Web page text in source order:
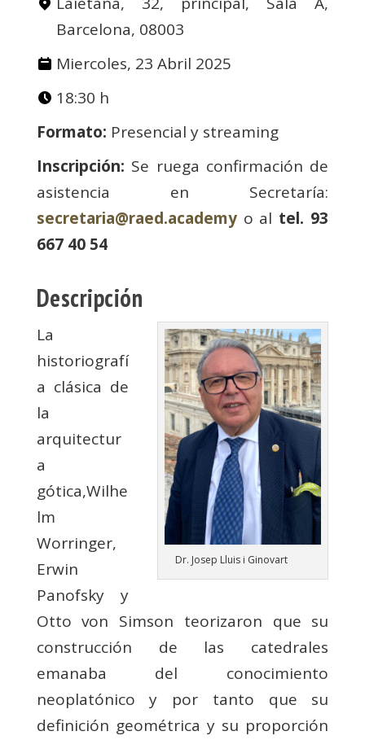
Barcelona, 08003
Miercoles, 23 Abril 2025
18:30 h
Formato: Presencial y streaming
Inscripción: Se ruega confirmación de
asistencia en Secretaría:
secretaria@raed.academyo al tel. 93
667 40 54
Descripción
Dr. Josep Lluis i Ginovart
La
historiografí
a clásica de
la
arquitectur
a
gótica,Wilhe
lm
Worringer,
Erwin
Panofsky y
Otto von Simson teorizaron que su
construcción de las catedrales
emanaba del conocimiento
neoplatónico y por tanto que su
definición geométrica y su proporción